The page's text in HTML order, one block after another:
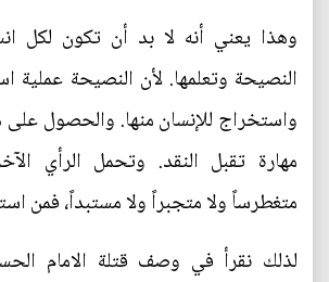
وهذا يعني أنه لا بد أن تكون لكل
النصيحة وتعلمها. لأن النصيحة عملية
واستخراج للإنسان منها. والحصول على
مهارة تقبل النقد. وتحمل الرأي
متغطرساً ولا متجبراً ولا مستبداً، فمن
لذلك نقرأ في وصف قتلة الامام